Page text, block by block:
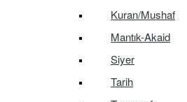
Kuran/Mushaf
Mantık-Akaid
Siyer
Tarih